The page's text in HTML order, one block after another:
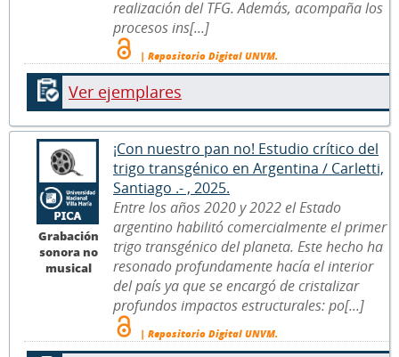
realización del TFG. Además, acompaña los
procesos ins[...]
| Repositorio Digital UNVM.
Ver ejemplares
Grabación
sonora no
musical
¡Con nuestro pan no! Estudio crítico del
trigo transgénico en Argentina / Carletti,
Santiago .- , 2025.
Entre los años 2020 y 2022 el Estado
argentino habilitó comercialmente el primer
trigo transgénico del planeta. Este hecho ha
resonado profundamente hacía el interior
del país ya que se encargó de cristalizar
profundos impactos estructurales: po[...]
| Repositorio Digital UNVM.